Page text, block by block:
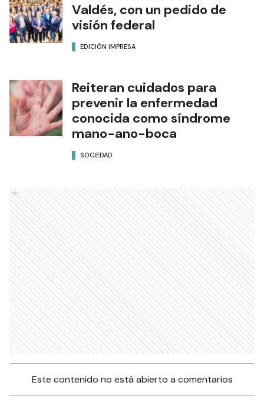
Valdés, con un pedido de
visión federal
EDICIÓN IMPRESA
Reiteran cuidados para
prevenir la enfermedad
conocida como síndrome
mano-ano-boca
SOCIEDAD
Ads
Este contenido no está abierto a comentarios